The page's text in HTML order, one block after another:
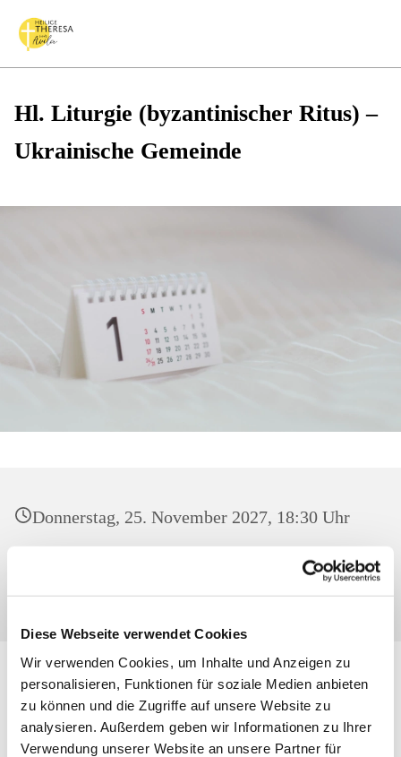
Diese Webseite verwendet Cookies
Wir verwenden Cookies, um Inhalte und Anzeigen zu
personalisieren, Funktionen für soziale Medien anbieten
zu können und die Zugriffe auf unsere Website zu
analysieren. Außerdem geben wir Informationen zu Ihrer
Verwendung unserer Website an unsere Partner für
Hl. Liturgie (byzantinischer Ritus) –
Ukrainische Gemeinde
Donnerstag, 25. November 2027, 18:30 Uhr
Heilig Kreuz, Kirche, Malchower Weg 22-24,
13053 Berlin